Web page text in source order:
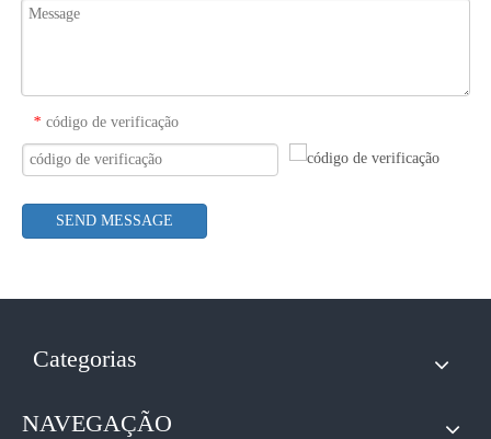
* código de verificação
SEND MESSAGE
Categorias
NAVEGAÇÃO